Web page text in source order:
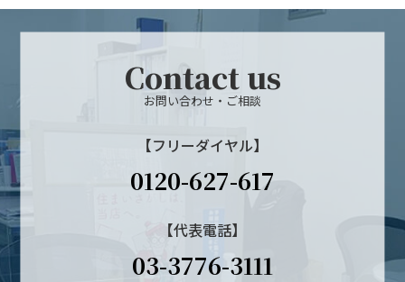
Contact us
お問い合わせ・ご相談
【フリーダイヤル】
0120-627-617
【代表電話】
03-3776-3111